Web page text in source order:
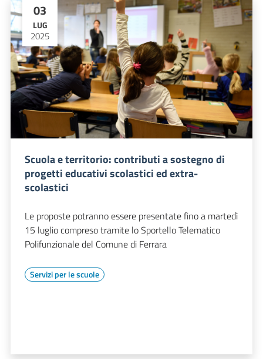
03
LUG
2025
Scuola e territorio: contributi a sostegno di
progetti educativi scolastici ed extra-
scolastici
Le proposte potranno essere presentate fino a martedì
15 luglio compreso tramite lo Sportello Telematico
Polifunzionale del Comune di Ferrara
Servizi per le scuole